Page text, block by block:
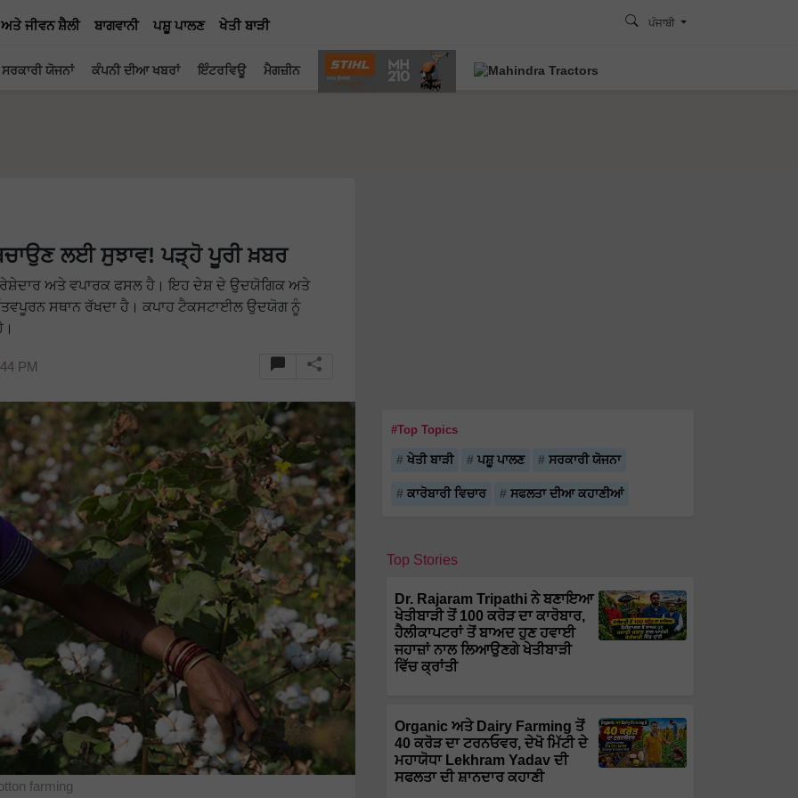
ਜੀਵਨ ਸ਼ੈਲੀ ਬਾਗਵਾਨੀ ਪਸ਼ੂ ਪਾਲਣ ਖੇਤੀ ਬਾੜੀ ਪੰਜਾਬੀ
ਸਰਕਾਰੀ ਯੋਜਨਾਂ ਕੰਪਨੀ ਦੀਆ ਖਬਰਾਂ ਇੰਟਰਵਿਊ ਮੈਗਜ਼ੀਨ
ਲਈ ਸੁਝਾਵ! ਪੜ੍ਹੋ ਪੂਰੀ ਖ਼ਬਰ
ਅਤੇ ਵਪਾਰਕ ਫਸਲ ਹੈ। ਇਹ ਦੇਸ਼ ਦੇ ਉਦਯੋਗਿਕ ਅਤੇ
ਸਥਾਨ ਰੱਖਦਾ ਹੈ। ਕਪਾਹ ਟੈਕਸਟਾਈਲ ਉਦਯੋਗ ਨੂੰ
PM
farming
#Top Topics
ਖੇਤੀ ਬਾੜੀ ਪਸ਼ੂ ਪਾਲਣ ਸਰਕਾਰੀ ਯੋਜਨਾ
ਕਾਰੋਬਾਰੀ ਵਿਚਾਰ ਸਫਲਤਾ ਦੀਆ ਕਹਾਣੀਆਂ
Top Stories
Dr. Rajaram Tripathi ਨੇ ਬਣਾਇਆ
ਖੇਤੀਬਾੜੀ ਤੋਂ 100 ਕਰੋੜ ਦਾ ਕਾਰੋਬਾਰ,
ਹੈਲੀਕਾਪਟਰਾਂ ਤੋਂ ਬਾਅਦ ਹੁਣ ਹਵਾਈ
ਜਹਾਜ਼ਾਂ ਨਾਲ ਲਿਆਉਣਗੇ ਖੇਤੀਬਾੜੀ
ਵਿੱਚ ਕ੍ਰਾਂਤੀ
Organic ਅਤੇ Dairy Farming ਤੋਂ
40 ਕਰੋੜ ਦਾ ਟਰਨਓਵਰ, ਦੇਖੋ ਮਿੱਟੀ ਦੇ
ਮਹਾਯੋਧਾ Lekhram Yadav ਦੀ
ਸਫਲਤਾ ਦੀ ਸ਼ਾਨਦਾਰ ਕਹਾਣੀ